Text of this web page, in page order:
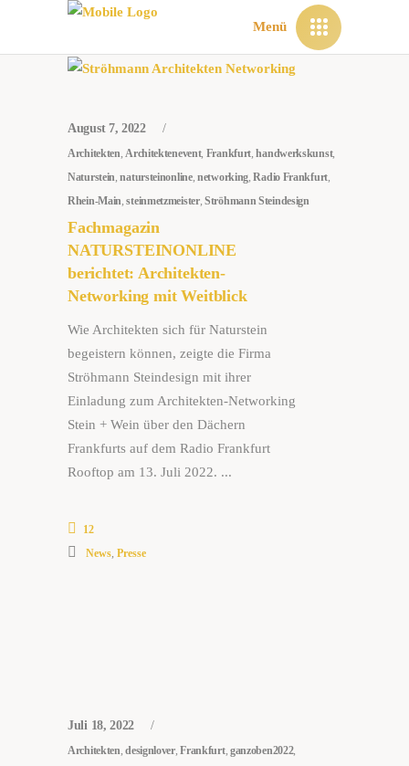
Menü
August 7, 2022
Architekten Architektenevent, Frankfurt ,handwerkskunst,
Naturstein ,natursteinonline,networking ,Radio Frankfurt,
Rhein-Main ,steinmetzmeister,Ströhmann Steindesign
Fachmagazin
NATURSTEINONLINE
berichtet: Architekten-
Networking mit Weitblick
Wie Architekten sich für Naturstein
begeistern können, zeigte die Firma
Ströhmann Stein­design mit ihrer
Einladung zum Architekten-Networking
Stein + Wein über den Dächern
Frankfurts auf dem Radio Frankfurt
Rooftop am 13. Juli 2022.
12
News Presse
Juli 18, 2022
Architekten ,designlover,Frankfurt, ganzoben2022,